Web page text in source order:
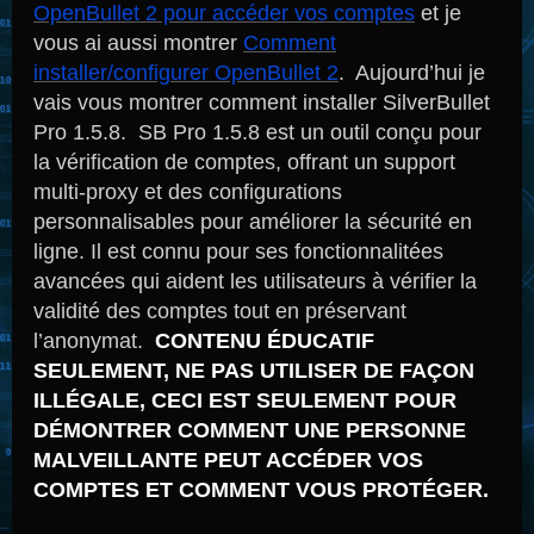
OpenBullet 2 pour accéder vos comptes et je
vous ai aussi montrer Comment
installer/configurer OpenBullet 2. Aujourd’hui je
vais vous montrer comment installer SilverBullet
Pro 1.5.8. SB Pro 1.5.8 est un outil conçu pour
la vérification de comptes, offrant un support
multi-proxy et des configurations
personnalisables pour améliorer la sécurité en
ligne. Il est connu pour ses fonctionnalitées
avancées qui aident les utilisateurs à vérifier la
validité des comptes tout en préservant
l’anonymat. CONTENU ÉDUCATIF
SEULEMENT, NE PAS UTILISER DE FAÇON
ILLÉGALE, CECI EST SEULEMENT POUR
DÉMONTRER COMMENT UNE PERSONNE
MALVEILLANTE PEUT ACCÉDER VOS
COMPTES ET COMMENT VOUS PROTÉGER.